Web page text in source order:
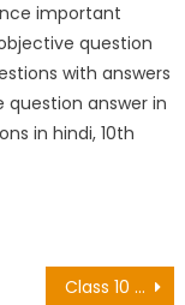
important
question
with answers
question answer in
in hindi, 10th
Class 10 Sanskrit Objective Question Chapter 4 – संस्कृतसाहित्ये लेखिका: